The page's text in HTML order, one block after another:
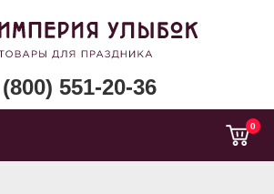
551-20-36
0